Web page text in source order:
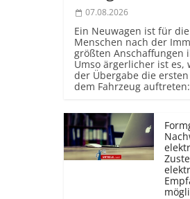
07.08.2026
Ein Neuwagen ist für
Menschen nach der
größten Anschaffungen
Umso ärgerlicher ist es,
der Übergabe die
dem Fahrzeug